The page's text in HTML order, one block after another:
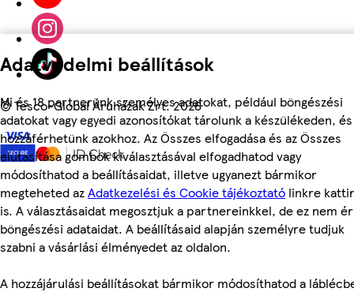
Adatvédelmi beállítások
Mi és 18 partnerünk személyes adatokat, például böngészési
adatokat vagy egyedi azonosítókat tárolunk a készülékeden, és
hozzáférhetünk azokhoz. Az Összes elfogadása és az Összes
elutasítása gombok kiválasztásával elfogadhatod vagy
módosíthatod a beállításaidat, illetve ugyanezt bármikor
megteheted azAdatkezelési és Cookie tájékoztató linkre
is. A választásaidat megosztjuk a partnereinkkel, de ez nem
böngészési adataidat. A beállításaid alapján személyre tudjuk
szabni a vásárlási élményedet az oldalon.
A hozzájárulási beállításokat bármikor módosíthatod a
©Tesco-Global Áruházak Zrt. 2026